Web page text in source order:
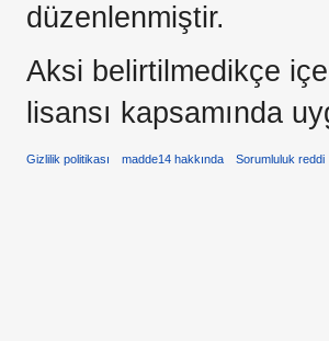
düzenlenmiştir.
Aksi belirtilmedikçe
lisansı kapsamında
Gizlilik politikası madde14 hakkında Sorumluluk reddi